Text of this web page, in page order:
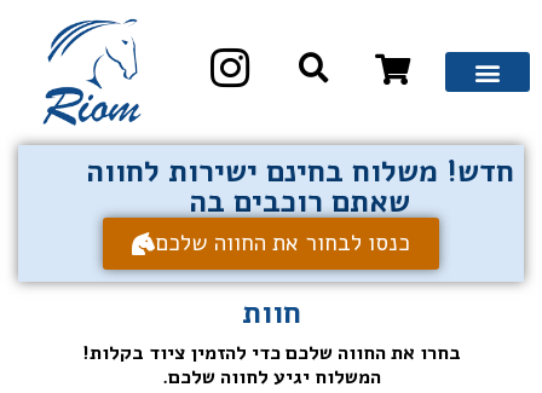
חדש! משלוח בחינם ישירות לחווה
שאתם רוכבים בה
כנסו לבחור את החווה שלכם
חוות
בחרו את החווה שלכם כדי להזמין ציוד בקלות!
המשלוח יגיע לחווה שלכם.